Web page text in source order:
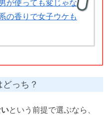
が使っても変じゃな
の香りで女子ウケも
っち？
という前提で選ぶなら、